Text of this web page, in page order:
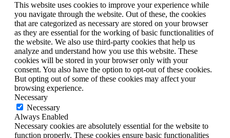
This website uses cookies to improve your experience while
you navigate through the website. Out of these, the cookies
that are categorized as necessary are stored on your browser
as they are essential for the working of basic functionalities of
the website. We also use third-party cookies that help us
analyze and understand how you use this website. These
cookies will be stored in your browser only with your
consent. You also have the option to opt-out of these cookies.
But opting out of some of these cookies may affect your
browsing experience.
Necessary
Necessary
Always Enabled
Necessary cookies are absolutely essential for the website to
function properly. These cookies ensure basic functionalities